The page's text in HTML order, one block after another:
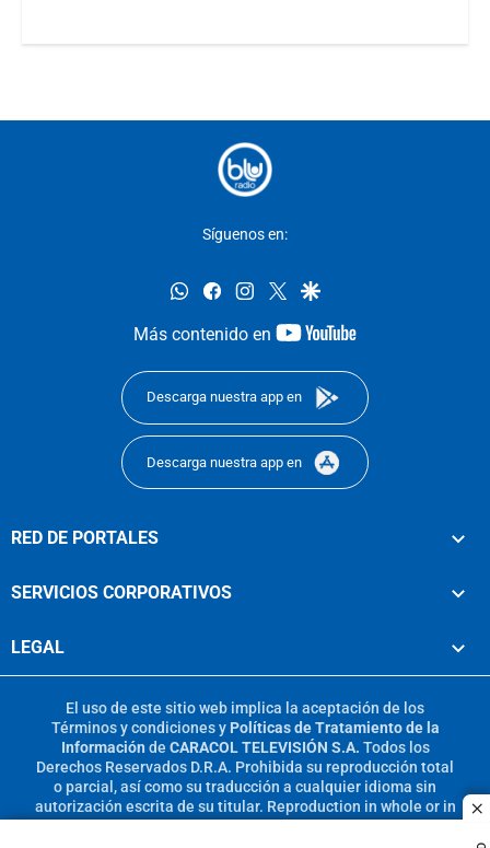
Síguenos en:
whatsappfacebookinstagram
twittergoogle
Más contenido en
youtube-
Descarga nuestra app en
Descarga nuestra app en
RED DE PORTALES
SERVICIOS CORPORATIVOS
LEGAL
El uso de este sitio web implica la aceptación de los
Términos y condicionesy Políticas de Tratamiento de la
Información de CARACOL TELEVISIÓN S.A. Todos los
Derechos Reservados D.R.A. Prohibida su reproducción total
o parcial, así como su traducción a cualquier idioma sin
autorización escrita de su titular. Reproduction in whole or in